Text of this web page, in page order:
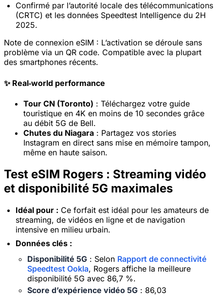
Confirmé par l’autorité locale des télécommunications
(CRTC) et les données Speedtest Intelligence du 2H
2025.
Note de connexion eSIM : L’activation se déroule sans
problème via un QR code. Compatible avec la plupart
des smartphones récents.
✨ Real‑world performance
Tour CN (Toronto) : Téléchargez votre guide
touristique en 4K en moins de 10 secondes grâce
au débit 5G de Bell.
Chutes du Niagara : Partagez vos stories
Instagram en direct sans mise en mémoire tampon,
même en haute saison.
Test eSIM Rogers : Streaming vidéo
et disponibilité 5G maximales
Idéal pour : Ce forfait est idéal pour les amateurs de
streaming, de vidéos en ligne et de navigation
intensive en milieu urbain.
Données clés :
Disponibilité 5G : Selon Rapport de connectivité
Speedtest Ookla, Rogers affiche la meilleure
disponibilité 5G avec 86,7 %.
Score d’expérience vidéo 5G : 86,03